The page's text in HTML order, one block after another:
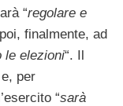
“regolare e
finalmente, ad
le elezioni“. Il
e, per
“sarà